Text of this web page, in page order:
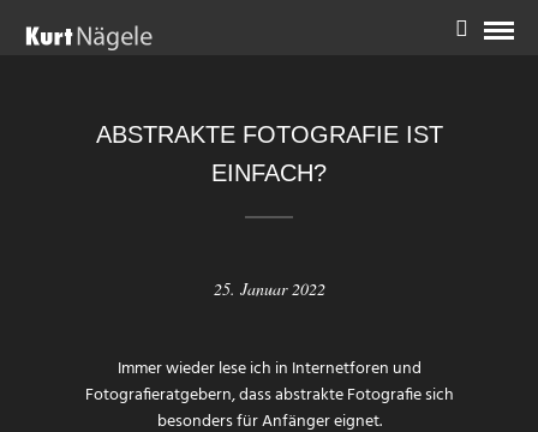
ABSTRAKTE FOTOGRAFIE IST
EINFACH?
25. Januar 2022
Immer wieder lese ich in Internetforen und
Fotografieratgebern, dass abstrakte Fotografie sich
besonders für Anfänger eignet.